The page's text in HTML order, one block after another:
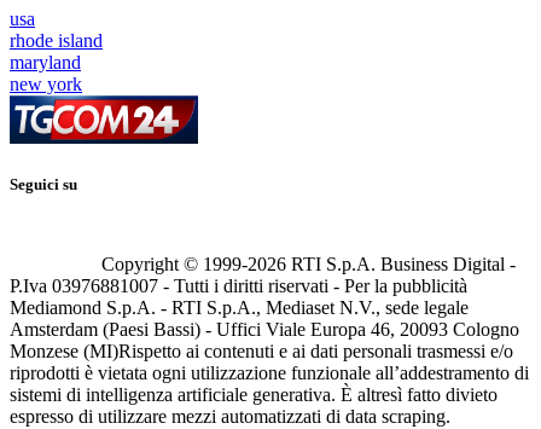
usa
rhode island
maryland
new york
Seguici su
Copyright © 1999-2026 RTI S.p.A. Business Digital -
P.Iva 03976881007 - Tutti i diritti riservati - Per la pubblicità
Mediamond S.p.A. - RTI S.p.A., Mediaset N.V., sede legale
Amsterdam (Paesi Bassi) - Uffici Viale Europa 46, 20093 Cologno
Monzese (MI)Rispetto ai contenuti e ai dati personali trasmessi e/o
riprodotti è vietata ogni utilizzazione funzionale all’addestramento di
sistemi di intelligenza artificiale generativa. È altresì fatto divieto
espresso di utilizzare mezzi automatizzati di data scraping.